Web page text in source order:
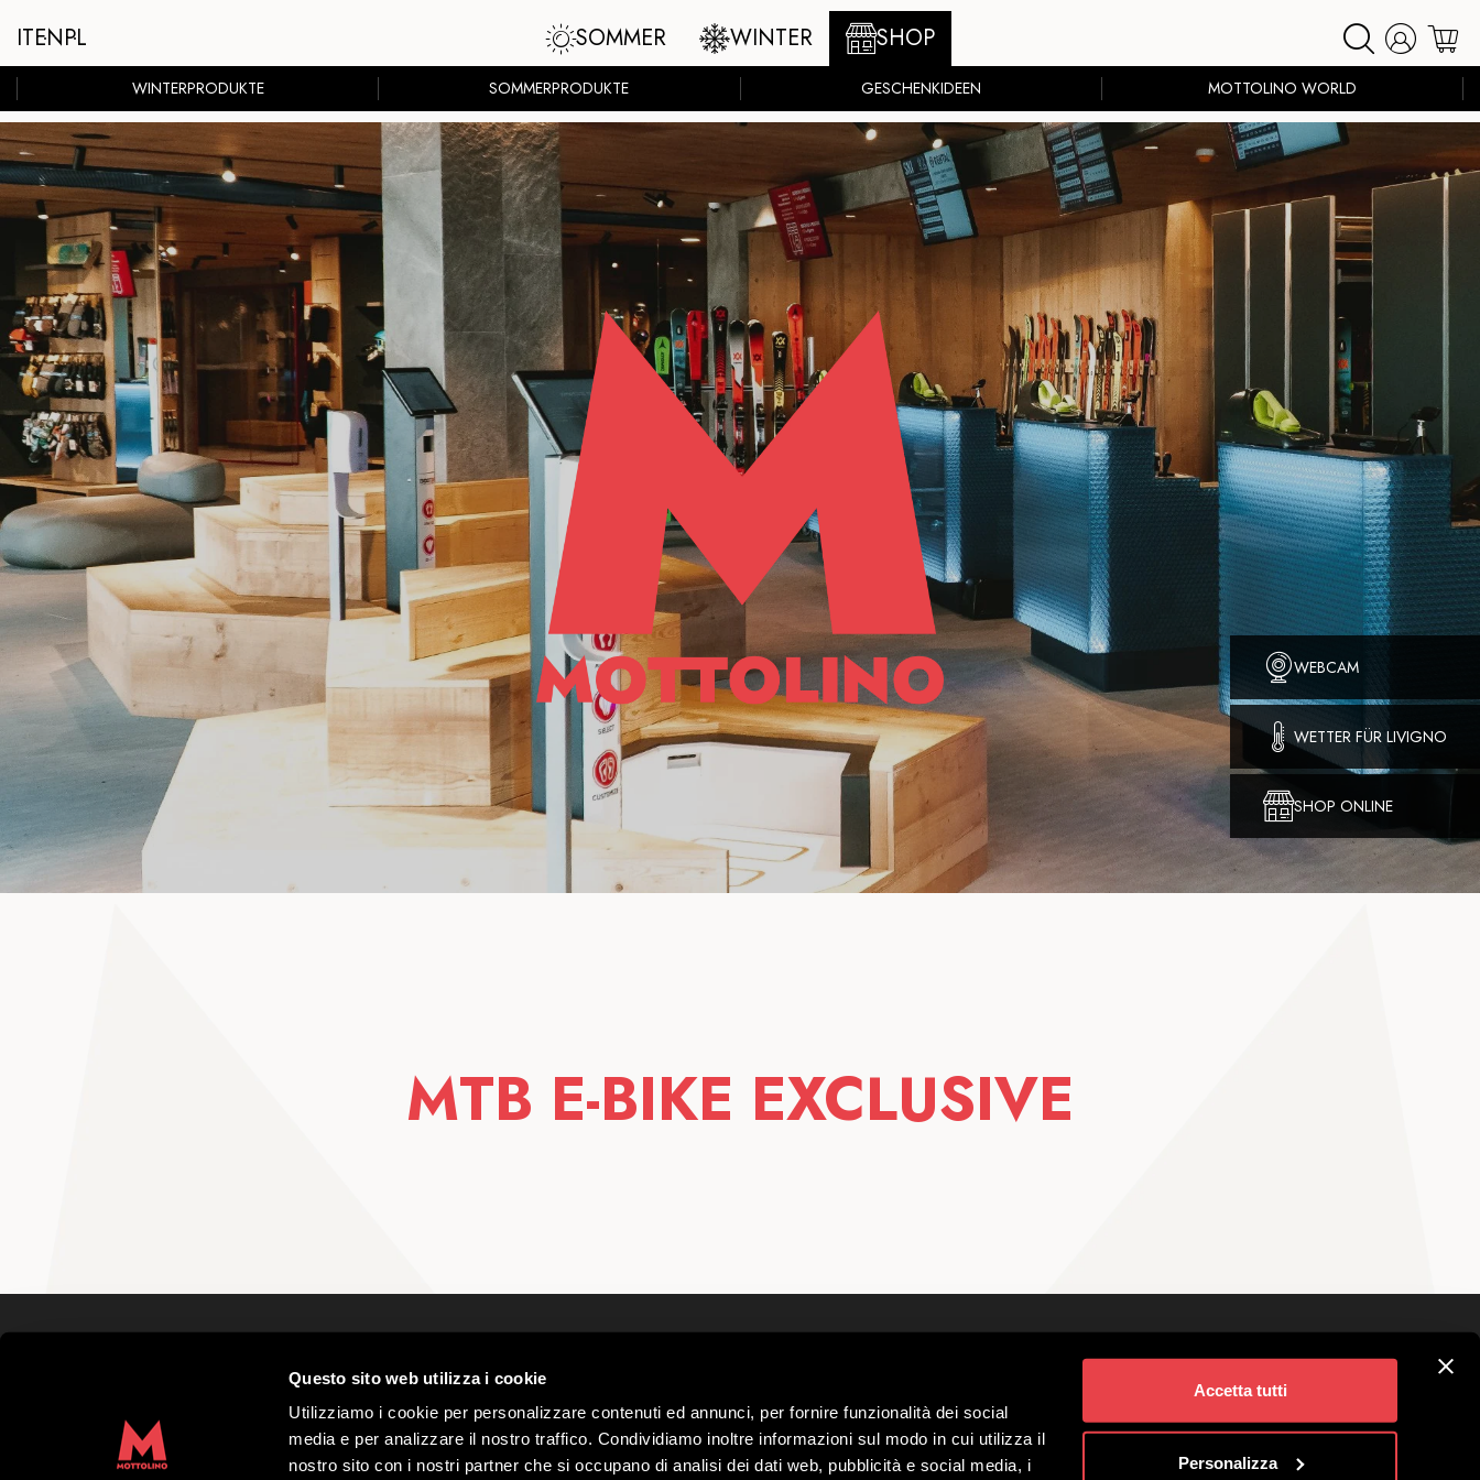
Questo sito web utilizza i cookie
Utilizziamo i cookie per personalizzare contenuti ed annunci, per fornire funzionalità dei social
media e per analizzare il nostro traffico. Condividiamo inoltre informazioni sul modo in cui utilizza il
nostro sito con i nostri partner che si occupano di analisi dei dati web, pubblicità e social media, i
Accetta tutti
Personalizza
SOMMER WINTER SHOP
ITENPL
WINTERPRODUKTE SOMMERPRODUKTE GESCHENKIDEEN MOTTOLINO WORLD
WEBCAM
WETTER FÜR LIVIGNO
SHOP ONLINE
MTB E-BIKE EXCLUSIVE
Via Bondi 473, 23041 Livigno (SO) – C.F. 00585220148
Grundkapital € 8.772.000,00 – REA di Sondrio n.
Copyright 2019 Mottolino S.p.A.- Website: Webtek
Arbeite mit uns
Regelung Mottolino Vibes
Datenschutz & Cookie-
Parkplatz
Gruppen Angebote
Mottolino Benefit-Gesellschaft